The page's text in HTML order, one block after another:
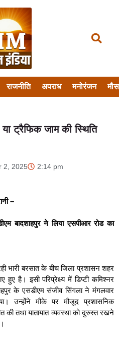
राजनीति अपराध मनोरंजन
ट्रैफिक जाम की स्थिति
2, 2025
2:14 pm
–
बादशाहपुर ने लिया एसपीआर रोड का
भारी बरसात के बीच जिला प्रशासन शहर
है। इसी परिप्रेक्ष्य में डिप्टी कमिश्नर
के एसडीएम संजीव सिंगला ने मंगलवार
उन्होंने मौके पर मौजूद प्रशासनिक
की तथा यातायात व्यवस्था को दुरुस्त रखने